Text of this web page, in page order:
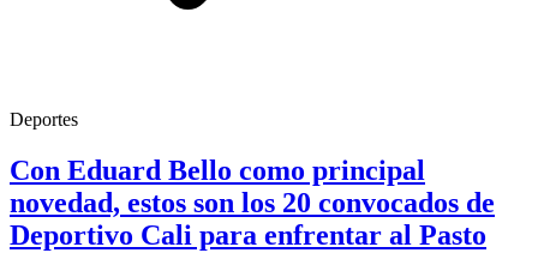
Deportes
Con Eduard Bello como principal
novedad, estos son los 20 convocados de
Deportivo Cali para enfrentar al Pasto